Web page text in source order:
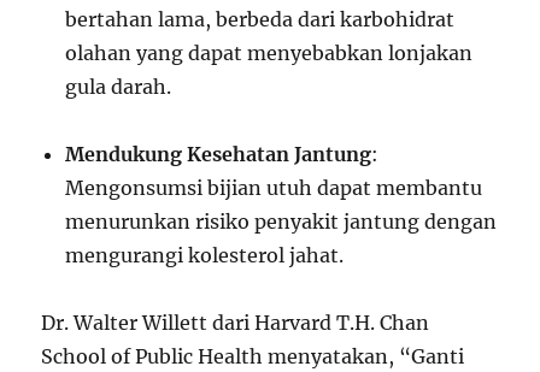
bertahan lama, berbeda dari karbohidrat
olahan yang dapat menyebabkan lonjakan
gula darah.
Mendukung Kesehatan Jantung:
Mengonsumsi bijian utuh dapat membantu
menurunkan risiko penyakit jantung dengan
mengurangi kolesterol jahat.
Dr. Walter Willett dari Harvard T.H. Chan
School of Public Health menyatakan, “Ganti